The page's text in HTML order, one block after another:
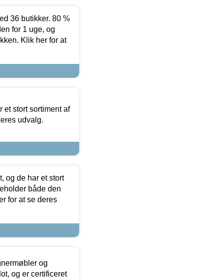
36 butikker. 80 %
for 1 uge, og
Klik her for at
et stort sortiment af
udvalg.
og de har et stort
både den
for at se deres
og
og er certificeret